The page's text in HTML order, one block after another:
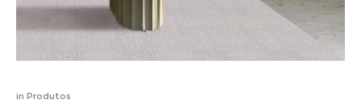
in Produtos